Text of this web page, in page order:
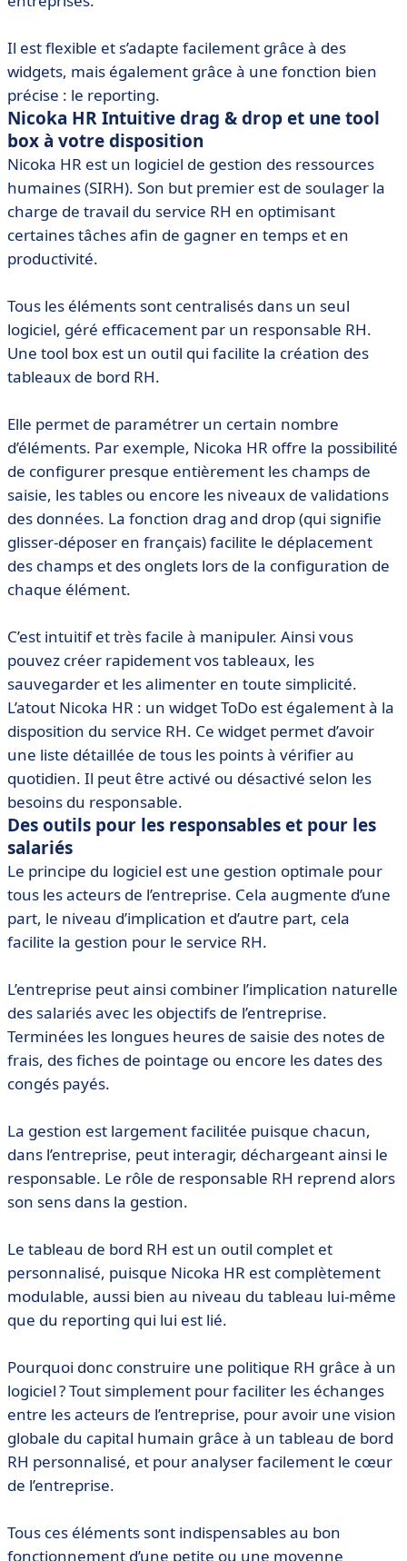
Il est flexible et s’adapte facilement grâce à des
widgets, mais également grâce à une fonction bien
précise : le reporting.
Nicoka HR Intuitive drag & drop et une tool
box à votre disposition
Nicoka HR est un logiciel de gestion des ressources
humaines (SIRH). Son but premier est de soulager la
charge de travail du service RH en optimisant
certaines tâches afin de gagner en temps et en
productivité.
Tous les éléments sont centralisés dans un seul
logiciel, géré efficacement par un responsable RH.
Une tool box est un outil qui facilite la création des
tableaux de bord RH.
Elle permet de paramétrer un certain nombre
d’éléments. Par exemple, Nicoka HR offre la possibilité
de configurer presque entièrement les champs de
saisie, les tables ou encore les niveaux de validations
des données. La fonction drag and drop (qui signifie
glisser-déposer en français) facilite le déplacement
des champs et des onglets lors de la configuration de
chaque élément.
C’est intuitif et très facile à manipuler. Ainsi vous
pouvez créer rapidement vos tableaux, les
sauvegarder et les alimenter en toute simplicité.
L’atout Nicoka HR : un widget ToDo est également à la
disposition du service RH. Ce widget permet d’avoir
une liste détaillée de tous les points à vérifier au
quotidien. Il peut être activé ou désactivé selon les
besoins du responsable.
Des outils pour les responsables et pour les
salariés
Le principe du logiciel est une gestion optimale pour
tous les acteurs de l’entreprise. Cela augmente d’une
part, le niveau d’implication et d’autre part, cela
facilite la gestion pour le service RH.
L’entreprise peut ainsi combiner l’implication naturelle
des salariés avec les objectifs de l’entreprise.
Terminées les longues heures de saisie des notes de
frais, des fiches de pointage ou encore les dates des
congés payés.
La gestion est largement facilitée puisque chacun,
dans l’entreprise, peut interagir, déchargeant ainsi le
responsable. Le rôle de responsable RH reprend alors
son sens dans la gestion.
Le tableau de bord RH est un outil complet et
personnalisé, puisque Nicoka HR est complètement
modulable, aussi bien au niveau du tableau lui-même
que du reporting qui lui est lié.
Pourquoi donc construire une politique RH grâce à un
logiciel ? Tout simplement pour faciliter les échanges
entre les acteurs de l’entreprise, pour avoir une vision
globale du capital humain grâce à un tableau de bord
RH personnalisé, et pour analyser facilement le cœur
de l’entreprise.
Tous ces éléments sont indispensables au bon
fonctionnement d’une petite ou une moyenne